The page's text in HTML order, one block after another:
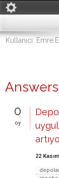
Kullanıcı:
0
oy
22